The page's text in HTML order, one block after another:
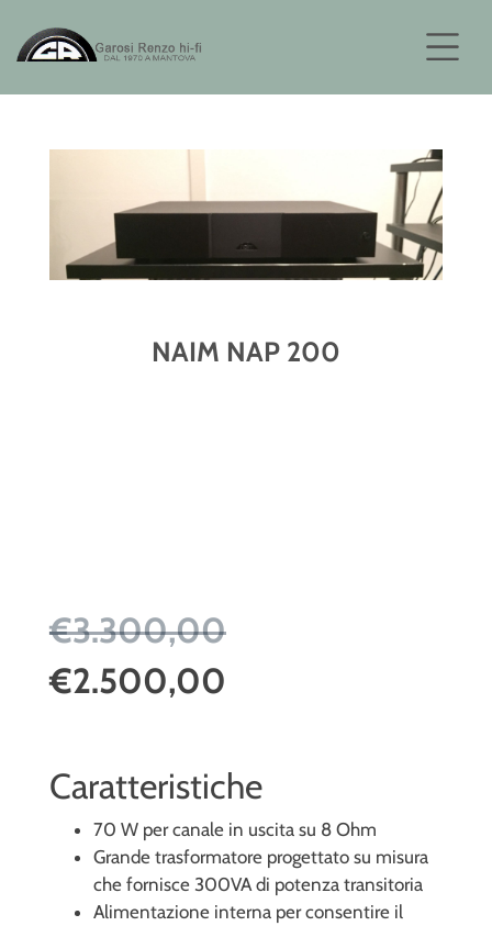
NAIM NAP 200
€3.300,00
€2.500,00
Caratteristiche
70 W per canale in uscita su 8 Ohm
Grande trasformatore progettato su misura
che fornisce 300VA di potenza transitoria
Alimentazione interna per consentire il